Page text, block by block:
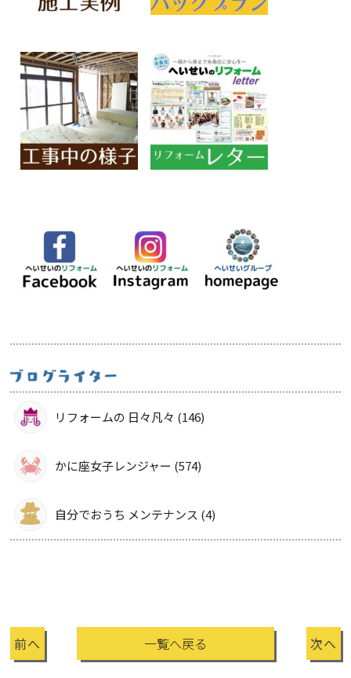
リフォームの 日々凡々 (146)
かに座女子レンジャー (574)
自分でおうち メンテナンス (4)
前へ 一覧へ戻る 次へ